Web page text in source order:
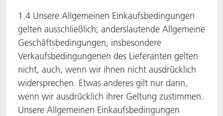
1.4 Unsere Allgemeinen Einkaufsbedingungen
gelten ausschließlich; anderslautende Allgemeine
Geschäftsbedingungen, insbesondere
Verkaufsbedingungenen des Lieferanten gelten
nicht, auch, wenn wir ihnen nicht ausdrücklich
widersprechen. Etwas anderes gilt nur dann,
wenn wir ausdrücklich ihrer Geltung zustimmen.
Unsere Allgemeinen Einkaufsbedingungen